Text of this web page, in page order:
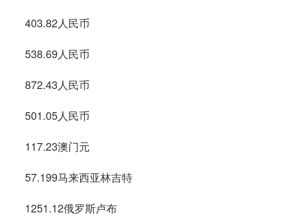
人民币
人民币
人民币
人民币
澳门元
来西亚林吉特
俄罗斯卢布